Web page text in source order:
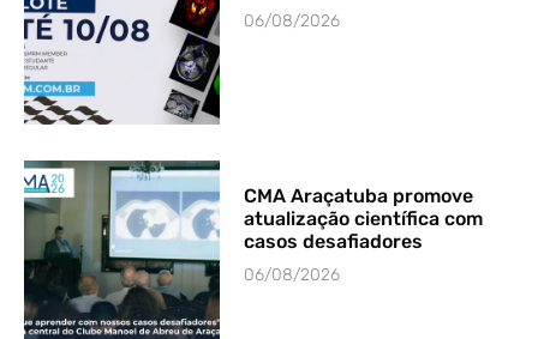
06/08/2026
CMA Araçatuba promove
atualização científica com
casos desafiadores
06/08/2026